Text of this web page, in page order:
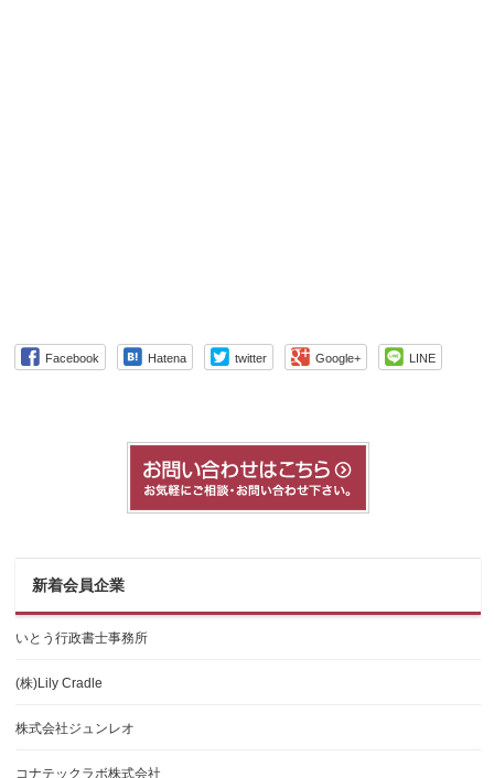
Facebook Hatena twitter Google+ LINE
新着会員企業
いとう行政書士事務所
(株)Lily Cradle
株式会社ジュンレオ
コナテックラボ株式会社